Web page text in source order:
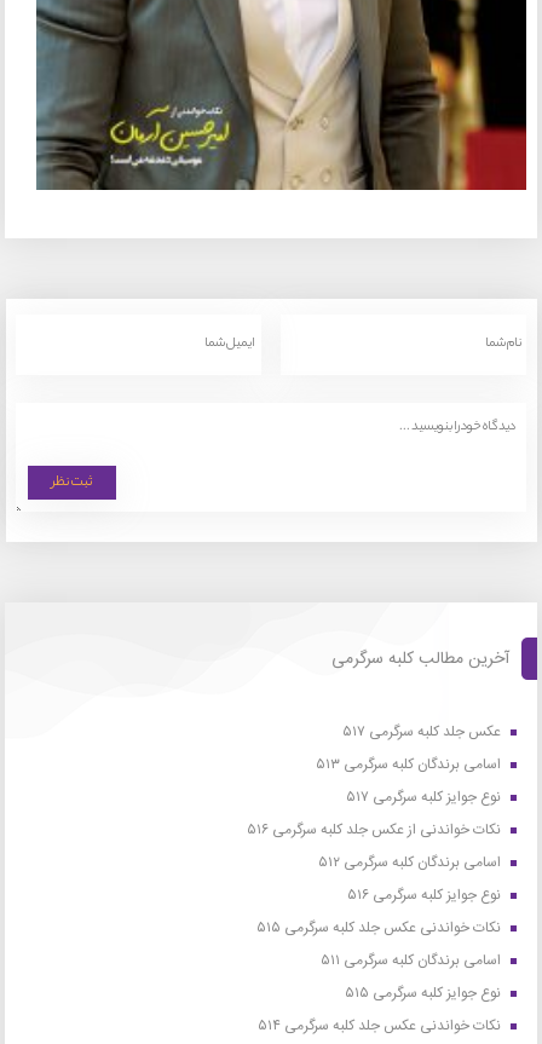
آخرین مطالب کلبه سرگرمی
عکس جلد کلبه سرگرمی ۵۱۷
اسامی برندگان کلبه سرگرمی ۵۱۳
نوع جوایز کلبه سرگرمی ۵۱۷
نکات خواندنی از عکس جلد کلبه سرگرمی ۵۱۶
اسامی برندگان کلبه سرگرمی ۵۱۲
نوع جوایز کلبه سرگرمی ۵۱۶
نکات خواندنی عکس جلد کلبه سرگرمی ۵۱۵
اسامی برندگان کلبه سرگرمی ۵۱۱
نوع جوایز کلبه سرگرمی ۵۱۵
نکات خواندنی عکس جلد کلبه سرگرمی ۵۱۴